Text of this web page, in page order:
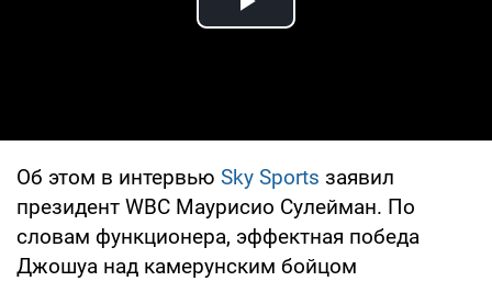
Play Video
Об этом в интервью Sky Sports заявил
президент WBC Маурисио Сулейман. По
словам функционера, эффектная победа
Джошуа над камерунским бойцом